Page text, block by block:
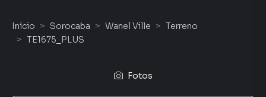
Início Sorocaba Wanel Ville
Terreno
TE1675_PLUS
Fotos